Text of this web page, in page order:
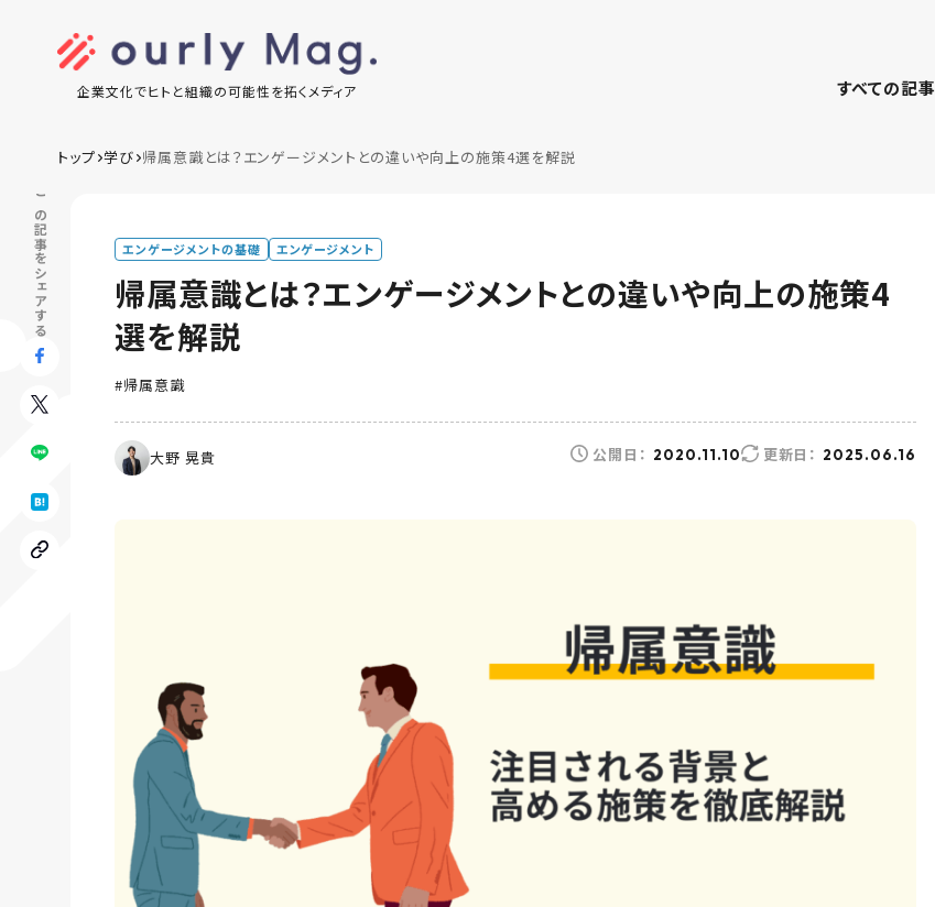
企業文化でヒトと組織の可能性を拓くメディア すべての記事
トップ 学び 帰属意識とは？エンゲージメントとの違いや向上の施策4選を解説
この記事をシェアする エンゲージメントの基礎 エンゲージメント
帰属意識とは？エンゲージメントとの違いや向上の施策4
選を解説
帰属意識
大野 晃貴 公開日： 2020.11.10 更新日： 2025.06.16